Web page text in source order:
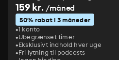
159 kr. /måned
50% rabat i 3 måneder
1 konto
Ubegrænset timer
Eksklusivt indhold hver uge
Fri lytning til podcasts